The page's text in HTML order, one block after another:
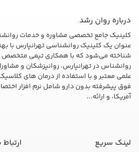
درباره روان رشد
کلینیک جامع تخصصی مشاوره و خدمات
عنوان یک کلینیک روانشناسی تهرانپارس با
شناخته می‌شود که با همکاری تیمی متخصص
روانشناس در تهرانپارس، روانپزشکان و
علمی معتبر و با استفاده از درمان های
فوق پیشرفته بدون دارو شامل نرم افزار
آمریکا، و ارائه...
لینک سریع